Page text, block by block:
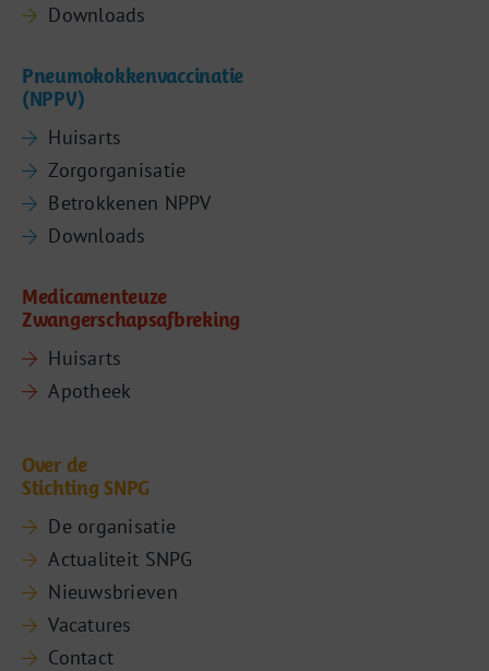
Downloads
Pneumokokkenvaccinatie
(NPPV)
Huisarts
Zorgorganisatie
Betrokkenen NPPV
Downloads
Medicamenteuze
Zwangerschapsafbreking
Huisarts
Apotheek
Over de
Stichting SNPG
De organisatie
Actualiteit SNPG
Nieuwsbrieven
Vacatures
Contact